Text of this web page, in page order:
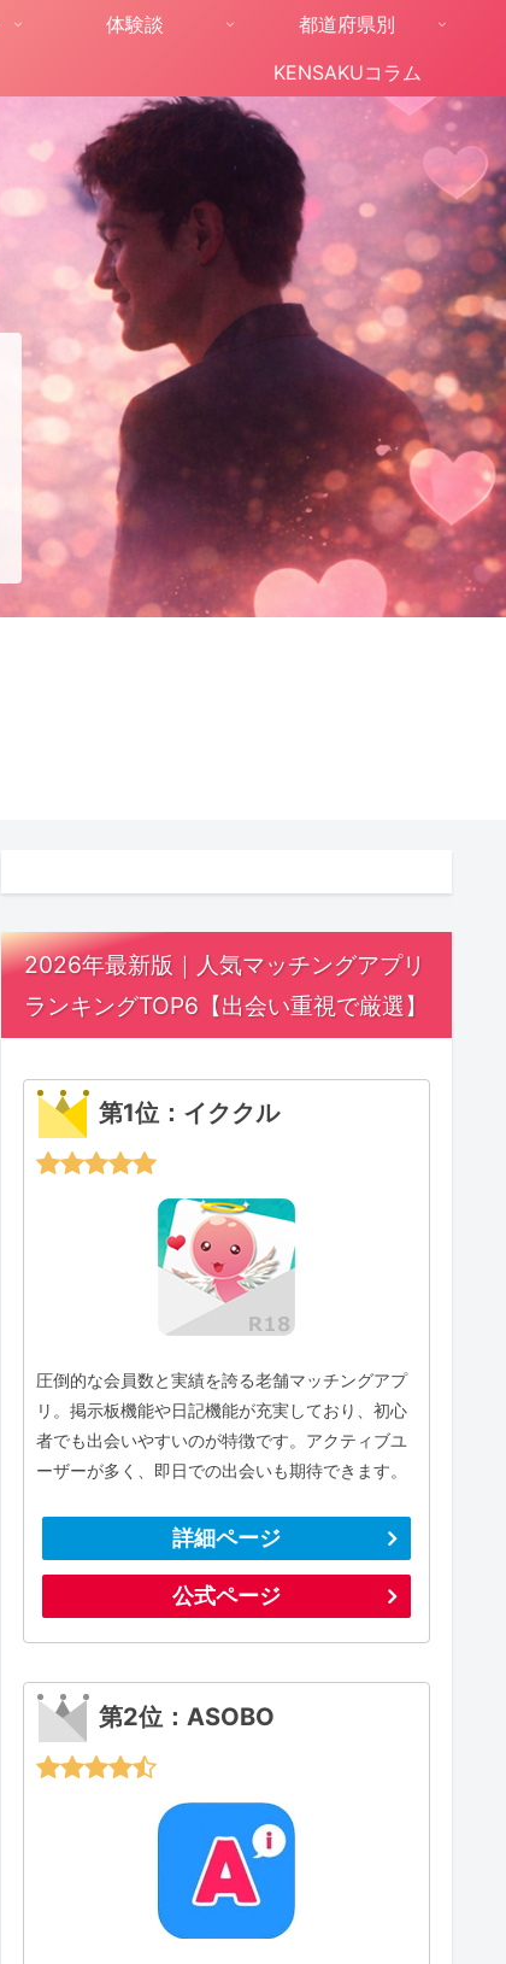
体験談
都道府県別
KENSAKUコラム
2026年最新版｜人気マッチングアプリ
ランキングTOP6【出会い重視で厳選】
第1位：イククル
圧倒的な会員数と実績を誇る老舗マッチングアプ
リ。掲示板機能や日記機能が充実しており、初心
者でも出会いやすいのが特徴です。アクティブユ
ーザーが多く、即日での出会いも期待できます。
詳細ページ
公式ページ
第2位：ASOBO